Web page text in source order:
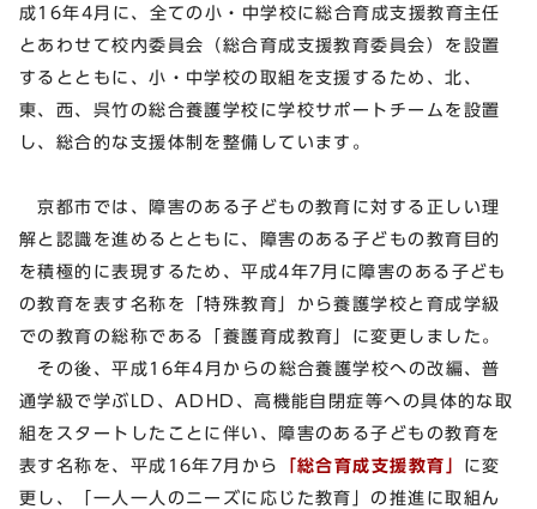
成16年4月に、全ての小・中学校に総合育成支援教育主任
とあわせて校内委員会（総合育成支援教育委員会）を設置
するとともに、小・中学校の取組を支援するため、北、
東、西、呉竹の総合養護学校に学校サポートチームを設置
し、総合的な支援体制を整備しています。
京都市では、障害のある子どもの教育に対する正しい理
解と認識を進めるとともに、障害のある子どもの教育目的
を積極的に表現するため、平成4年7月に障害のある子ども
の教育を表す名称を「特殊教育」から養護学校と育成学級
での教育の総称である「養護育成教育」に変更しました。
その後、平成16年4月からの総合養護学校への改編、普
通学級で学ぶLD、ADHD、高機能自閉症等への具体的な取
組をスタートしたことに伴い、障害のある子どもの教育を
表す名称を、平成16年7月から
「総合育成支援教育」 に変
更し、「一人一人のニーズに応じた教育」の推進に取組ん